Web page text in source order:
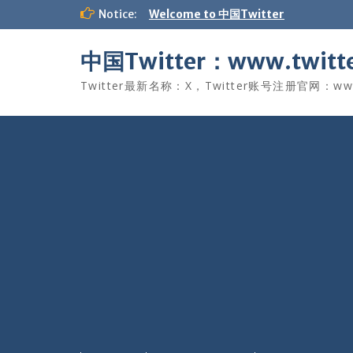
Notice: Welcome to 中国Twitter
中国Twitter：
Twitter最新名称：X，Twitter账号注册官网：